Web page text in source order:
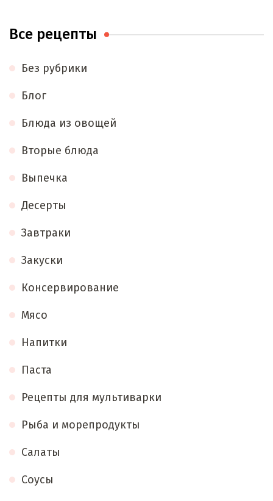
Все рецепты
Без рубрики
Блог
Блюда из овощей
Вторые блюда
Выпечка
Десерты
Завтраки
Закуски
Консервирование
Мясо
Напитки
Паста
Рецепты для мультиварки
Рыба и морепродукты
Салаты
Соусы